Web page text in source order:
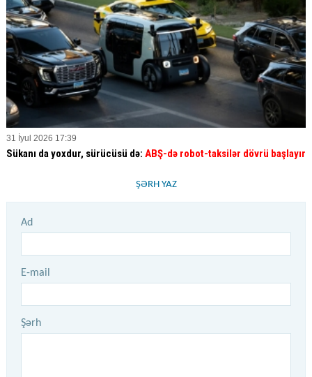
31 İyul 2026 17:39
Sükanı da yoxdur, sürücüsü də: ABŞ-də robot-taksilər dövrü başlayır
ŞƏRH YAZ
Ad
E-mail
Şərh